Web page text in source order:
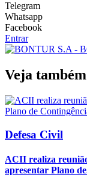
Telegram
Whatsapp
Facebook
Entrar
Veja também
Defesa Civil
ACII realiza
apresentar Plano